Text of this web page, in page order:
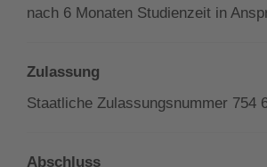
nach 6 Monaten Studienzeit in
Zulassung
Staatliche Zulassungsnummer 754
Abschluss